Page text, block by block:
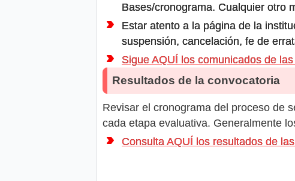
Bases/cronograma. Cualquier otro
Estar atento a la página de la
suspensión, cancelación, fe de
Sigue AQUÍ los comunicados de
Resultados de la convocatoria
Revisar el cronograma del proceso de
cada etapa evaluativa. Generalmente
Consulta AQUÍ los resultados de